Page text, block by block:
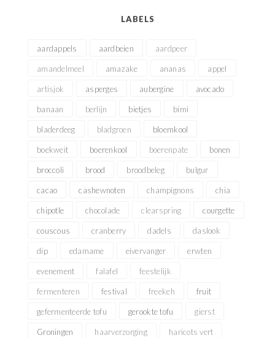
LABELS
aardappels aardbeien aardpeer
amandelmeel amazake ananas appel
artisjok asperges aubergine avocado
banaan berlijn bietjes bimi
bladerdeeg bladgroen bloemkool
boekweit boerenkool boerenpate bonen
broccoli brood broodbeleg bulgur
cacao cashewnoten champignons chia
chipotle chocolade clearspring courgette
couscous cranberry dadels daslook
dip edamame eivervanger erwten
evenement falafel feestelijk
fermenteren festival freekeh fruit
gefermenteerde tofu gerookte tofu gierst
Groningen haarverzorging haricots vert